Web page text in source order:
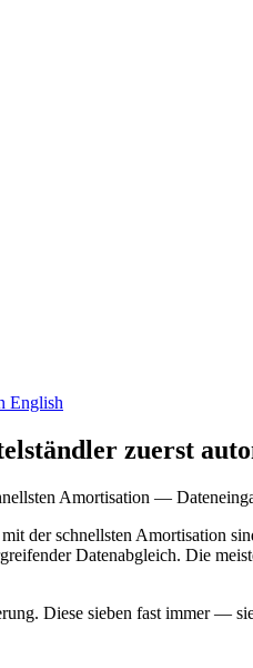
English
zuerst
Amortisation —
mit der schnellsten Amortisation
Datenabgleich. Die
Diese sieben fast immer —